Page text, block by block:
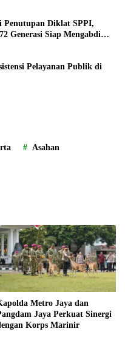
Penutupan Diklat SPPI,
Generasi Siap Mengabdi
Pelayanan Publik di
Asahan
Metro Jaya dan
Jaya Perkuat Sinergi
Korps Marinir